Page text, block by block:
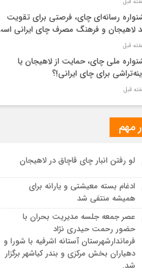
رسانه‌ای چای، فرصتی برای تقویت
لاهیجان و فرهنگ مصرف چای ایرانی است
ملی چای، حمایت از لاهیجان یا
برای چای ایرانی!؟
مطهر رهبر شهید انقلاب در حرم مطهر
آرام گرفت
در آستان امام رئوف
هوایی مراسم تشییع پیکر مطهر آقای
ایران – مشهد
تشییع پیکر مطهر آقای شهید ایران –
مهم
لو رفتن انبار چای قاچاق در لاهیجان
ادغام بسته معیشتی و یارانه برای
همیشه منتفی شد
عصر جمعه جلسه مدیریت بحران با
حضور رحمت حیدری نژاد
فرماندارشهرستان آستانه اشرفیه با شورا و
دهیاران بخش مرکزی و بندر کیاشهر برگزار
شد.